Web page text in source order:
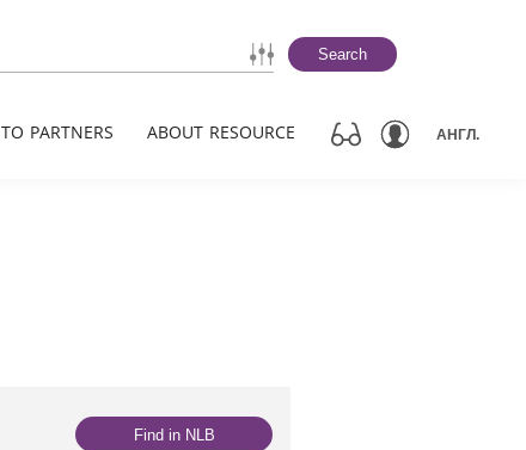
Search
TO PARTNERS ABOUT RESOURCE АНГЛ.
Find in NLB